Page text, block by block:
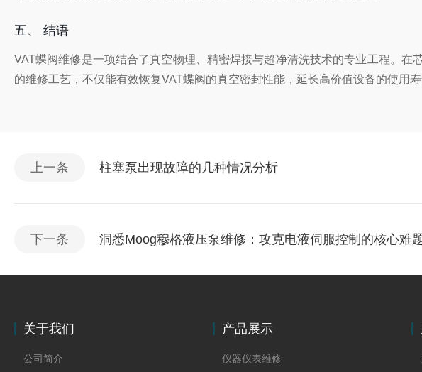
五、 结语
VAT蝶阀维修是一项结合了真空物理、精密焊接与超净清洗技术的专业工程。
的维修工艺，不仅能有效恢复VAT蝶阀的真空密封性能，延长高价值设备的使用
上一条 柱塞泵出现故障的几种情况分析
下一条 洞悉Moog穆格液压泵维修：攻克电液伺服控制的核心难
关于我们
公司简介
产品展示
仪器仪表维修